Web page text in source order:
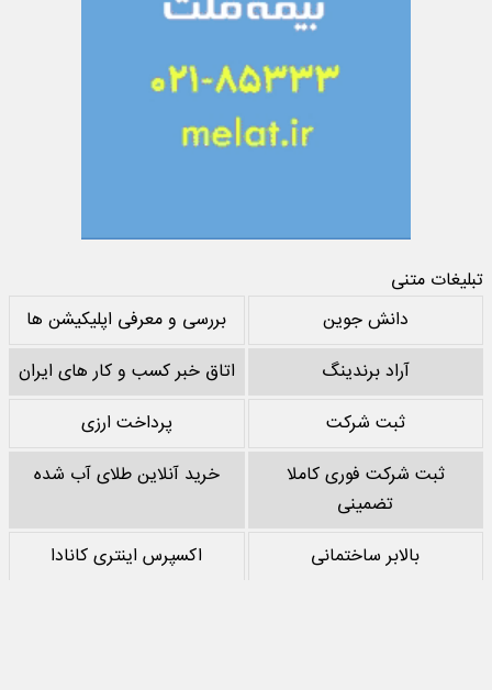
تبلیغات متنی
دانش جوین
بررسی و معرفی اپلیکیشن ها
آراد برندینگ
اتاق خبر کسب و کار های ایران
ثبت شرکت
پرداخت ارزی
ثبت شرکت فوری کاملا
تضمینی
خرید آنلاین طلای آب شده
بالابر ساختمانی
اکسپرس اینتری کانادا